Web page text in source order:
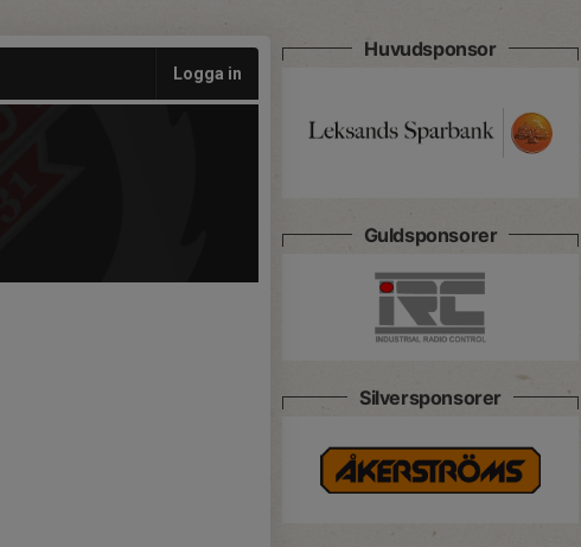
Logga in
Huvudsponsor
Guldsponsorer
Silversponsorer